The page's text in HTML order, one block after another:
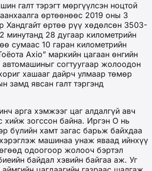
галт тэрэгт мөргүүлсэн ноцтой
өртөөнөөс 2019 оны 3
Хандгайт өртөө рүү хөдөлсөн 3503-
минутанд 28 дугаар километрийн
сумаас 10 гаран километрийн
Axio” маркийн цагаан өнгийн
согтуугаар жолоодон
хашааг дайрч улмаар төмөр
замд явсан галт тэргэнд
арга хэмжээг цаг алдалгүй авч
хийж зогссон байна. Иргэн О нь
бүлийн хамт загас барьж байхдаа
машинаа унаж яваад ийнхүү
одоогоор жолооч бэртэл
байдал хэвийн байгаа аж. Уг